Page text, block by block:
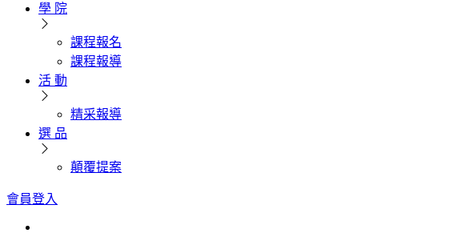
學 院
課程報名
課程報導
活 動
精采報導
選 品
顛覆提案
會員登入